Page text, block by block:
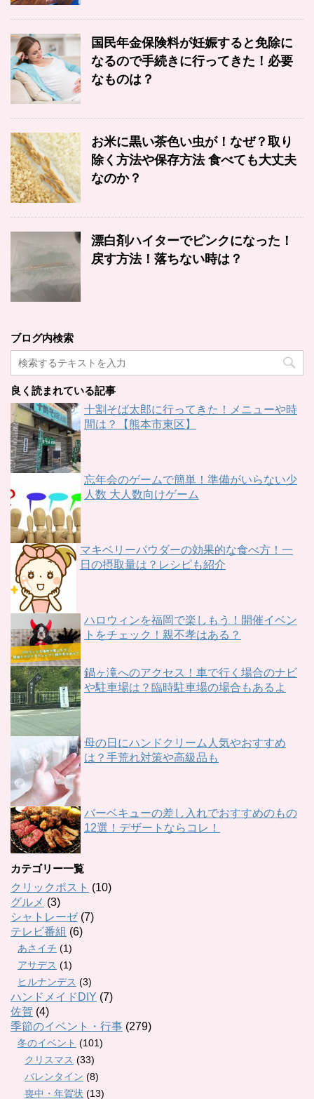
国民年金保険料が妊娠すると免除に
なるので手続きに行ってきた！必要
なものは？
お米に黒い茶色い虫が！なぜ？取り
除く方法や保存方法 食べても大丈夫
なのか？
漂白剤ハイターでピンクになった！
戻す方法！落ちない時は？
ブログ内検索
良く読まれている記事
十割そば太郎に行ってきた！メニューや時
間は？【熊本市東区】
忘年会のゲームで簡単！準備がいらない少
人数 大人数向けゲーム
マキベリーパウダーの効果的な食べ方！一
日の摂取量は？レシピも紹介
ハロウィンを福岡で楽しもう！開催イベン
トをチェック！親不孝はある？
鍋ヶ滝へのアクセス！車で行く場合のナビ
や駐車場は？臨時駐車場の場合もあるよ
母の日にハンドクリーム人気やおすすめ
は？手荒れ対策や高級品も
バーベキューの差し入れでおすすめのもの
12選！デザートならコレ！
カテゴリー一覧
クリックポスト (10)
グルメ (3)
シャトレーゼ(7)
テレビ番組 (6)
あさイチ (1)
アサデス (1)
ヒルナンデス (3)
ハンドメイドDIY (7)
佐賀 (4)
季節のイベント・行事 (279)
冬のイベント (101)
クリスマス (33)
バレンタイン (8)
喪中・年賀状 (13)